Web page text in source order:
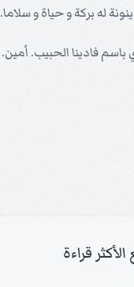
له بركة و حياة و سلاما.
باسم فادينا الحبيب. أمين.
قراءة